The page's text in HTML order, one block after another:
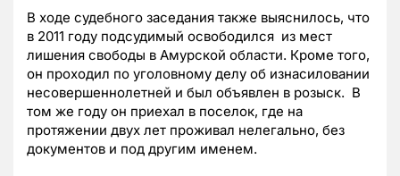
В ходе судебного заседания также выяснилось, что
в 2011 году подсудимый освободился из мест
лишения свободы в Амурской области. Кроме того,
он проходил по уголовному делу об изнасиловании
несовершеннолетней и был объявлен в розыск. В
том же году он приехал в поселок, где на
протяжении двух лет проживал нелегально, без
документов и под другим именем.